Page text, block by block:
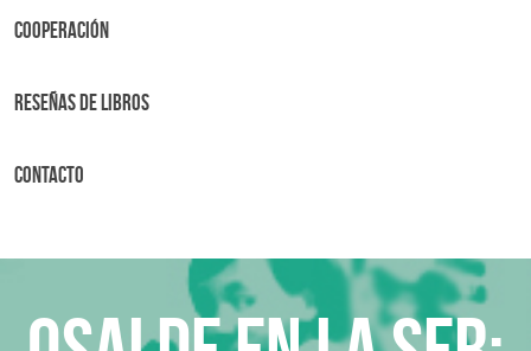
Cooperación
Reseñas de libros
Contacto